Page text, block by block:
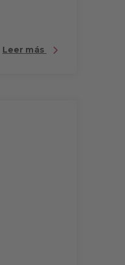
Leer más